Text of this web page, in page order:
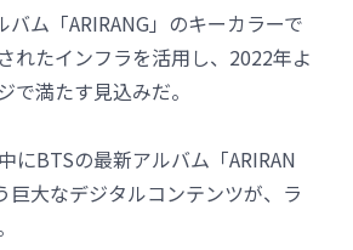
ム「ARIRANG」のキーカラーで
れたインフラを活用し、2022年よ
満たす見込みだ。
にBTSの最新アルバム「ARIRAN
大なデジタルコンテンツが、ラ